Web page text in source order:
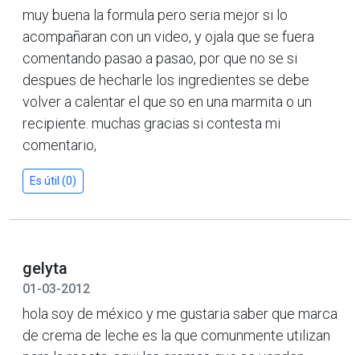
muy buena la formula pero seria mejor si lo
acompañaran con un video, y ojala que se fuera
comentando pasao a pasao, por que no se si
despues de hecharle los ingredientes se debe
volver a calentar el que so en una marmita o un
recipiente. muchas gracias si contesta mi
comentario,
Es útil (0)
gelyta
01-03-2012
hola soy de méxico y me gustaria saber que marca
de crema de leche es la que comunmente utilizan